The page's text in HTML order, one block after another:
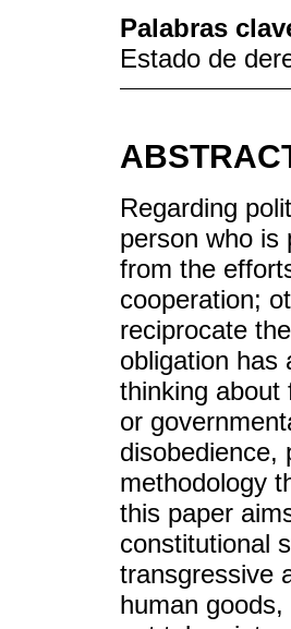
Palabras
Estado de
Regarding
person who is
from the
cooperation;
reciprocate
obligation has
thinking about
or
disobedience,
methodology
this paper
constitutional
transgressive
human